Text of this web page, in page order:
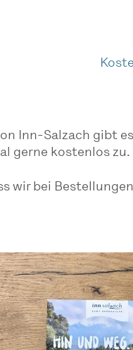
Inn-Salzach gibt
gerne kostenlos zu.
wir bei